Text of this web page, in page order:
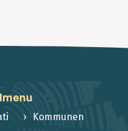
Kommunen